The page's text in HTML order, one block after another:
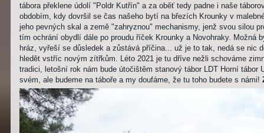
tábora překlene údolí "Poldr Kutřín" a za oběť tedy padne i naše
obdobím, kdy dovršil se čas našeho bytí na březích Krounky v
jeho pevných skal a země "zahryznou" mechanismy, jenž svou silou
tím ochrání obydlí dále po proudu říček Krounky a Novohraky. Možná
hráz, vyřeší se důsledek a zůstává příčina... už je to tak, nedá se nic
hledět vstříc novým zítřkům. Léto 2021 je tu dříve nežli schováme
tradici, letošní rok nám bude útočištěm stanový tábor LDT Horní tábor
svém, ale budeme na táboře a my doufáme, že tu toho budete s námi!